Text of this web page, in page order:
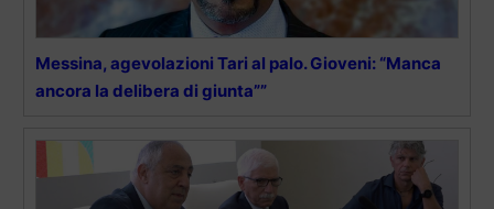
Messina, agevolazioni Tari al palo. Gioveni: “Manca
ancora la delibera di giunta””